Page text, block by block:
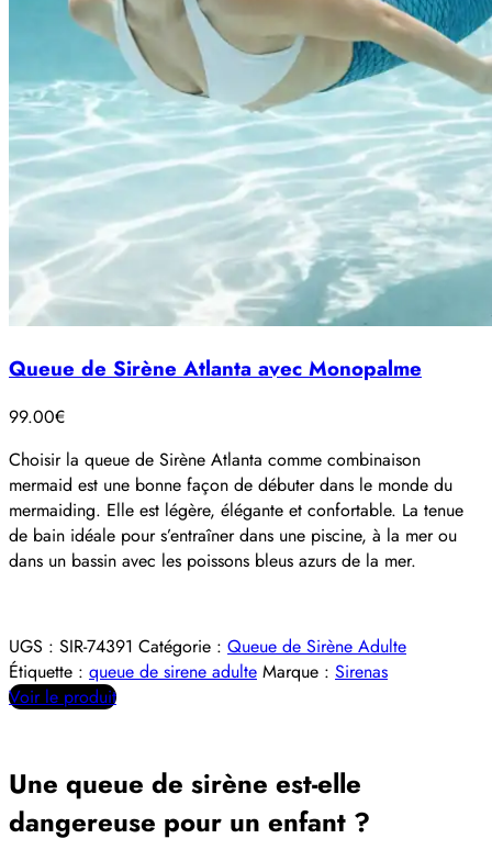
Queue de Sirène Atlanta avec Monopalme
99.00€
Choisir la queue de Sirène Atlanta comme combinaison
mermaid est une bonne façon de débuter dans le monde du
mermaiding. Elle est légère, élégante et confortable. La tenue
de bain idéale pour s’entraîner dans une piscine, à la mer ou
dans un bassin avec les poissons bleus azurs de la mer.
UGS : SIR-74391 Catégorie : Queue de Sirène Adulte
Étiquette : queue de sirene adulte Marque : Sirenas
Voir le produit
Une queue de sirène est-elle
dangereuse pour un enfant ?